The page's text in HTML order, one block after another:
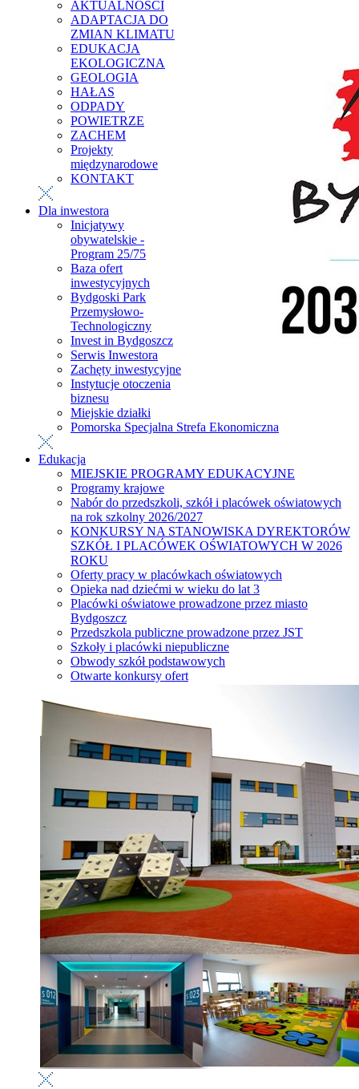
AKTUALNOŚCI
ADAPTACJA DO
ZMIAN KLIMATU
EDUKACJA
EKOLOGICZNA
GEOLOGIA
HAŁAS
ODPADY
POWIETRZE
ZACHEM
Projekty
międzynarodowe
KONTAKT
Dla inwestora
Inicjatywy
obywatelskie -
Program 25/75
Baza ofert
inwestycyjnych
Bydgoski Park
Przemysłowo-
Technologiczny
Invest in Bydgoszcz
Serwis Inwestora
Zachęty inwestycyjne
Instytucje otoczenia
biznesu
Miejskie działki
Pomorska Specjalna Strefa Ekonomiczna
Edukacja
MIEJSKIE PROGRAMY EDUKACYJNE
Programy krajowe
Nabór do przedszkoli, szkół i placówek oświatowych
na rok szkolny 2026/2027
KONKURSY NA STANOWISKA DYREKTORÓW
SZKÓŁ I PLACÓWEK OŚWIATOWYCH W 2026
ROKU
Oferty pracy w placówkach oświatowych
Opieka nad dziećmi w wieku do lat 3
Placówki oświatowe prowadzone przez miasto
Bydgoszcz
Przedszkola publiczne prowadzone przez JST
Szkoły i placówki niepubliczne
Obwody szkół podstawowych
Otwarte konkursy ofert